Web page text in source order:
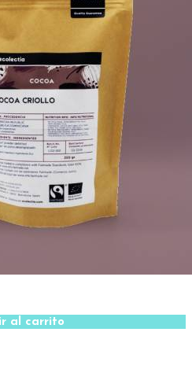
al carrito